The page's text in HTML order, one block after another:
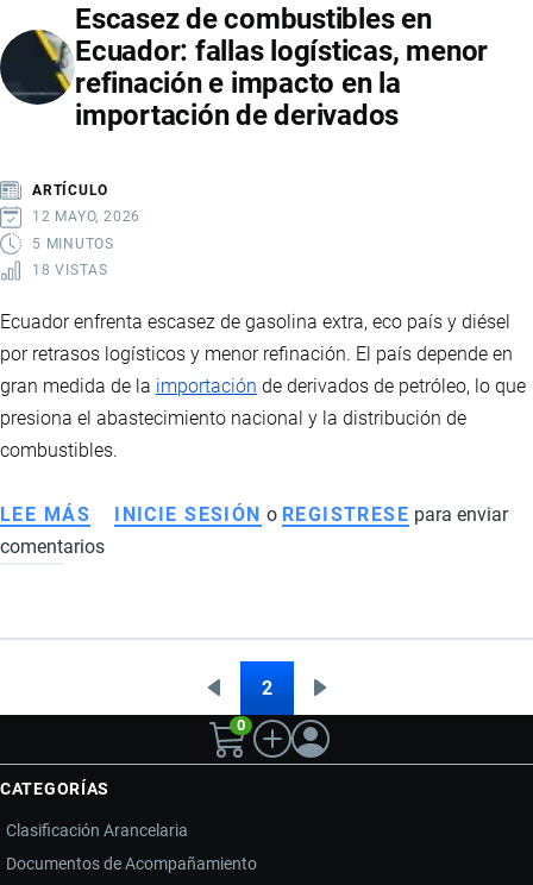
ECUADOR
AFECTA
LA
ECONOMÍA,
Y
EL
COMERCIO
Escasez de combustibles en
Ecuador: fallas logísticas, menor
refinación e impacto en la
importación de derivados
ARTÍCULO
12 MAYO, 2026
5 MINUTOS
18 VISTAS
Ecuador enfrenta escasez de gasolina extra, eco país y diésel
por retrasos logísticos y menor refinación. El país depende en
gran medida de la importación de derivados de petróleo, lo que
presiona el abastecimiento nacional y la distribución de
combustibles.
LEE MÁS SOBRE
ESCASEZ
EN
LOGÍSTICAS,
MENOR
E
IMPACTO
INICIE SESIÓN o REGISTRESE para enviar
comentarios
Página
anterior
2
página
0
CATEGORÍAS
Clasificación Arancelaria
Documentos de Acompañamiento